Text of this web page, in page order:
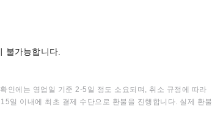
불가능합니다.
인에는 영업일 기준 2-5일 정도 소요되며, 취소 규정에 따라
일 이내에 최초 결제 수단으로 환불을 진행합니다. 실제 환불